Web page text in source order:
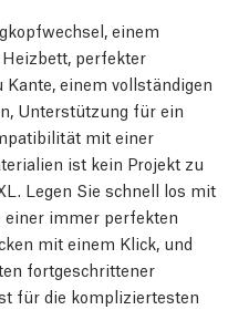
einem
perfekter
einem vollständigen
Unterstützung für ein
mit einer
ist kein Projekt zu
Legen Sie schnell los mit
einer immer perfekten
mit einem Klick, und
fortgeschrittener
für die kompliziertesten